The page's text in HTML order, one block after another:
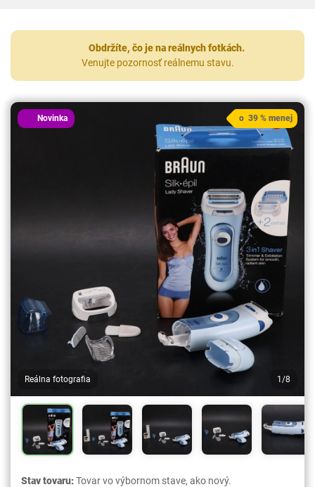
Obdržíte, čo je na reálnych fotkách.
Venujte pozornosť reálnemu stavu.
Novinka
Reálna fotografia 1/8
o 39 % menej
Stav tovaru:Tovar vo výbornom stave, ako nový.